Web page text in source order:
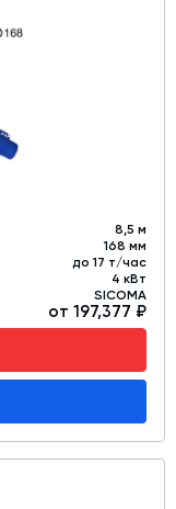
8,5 м
168 мм
до 17 т/час
4 кВт
SICOMA
от 197,377 ₽